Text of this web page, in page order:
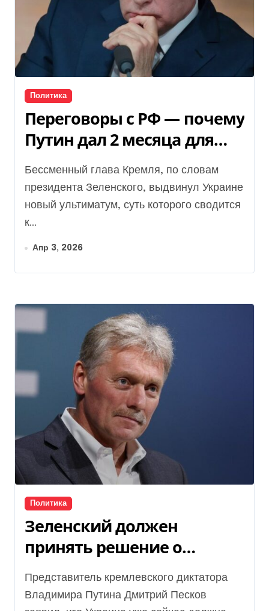
Политика
Переговоры с РФ — почему
Путин дал 2 месяца для
уступок со стороны Киева
Бессменный глава Кремля, по словам
президента Зеленского, выдвинул Украине
новый ультиматум, суть которого сводится
к...
Апр 3, 2026
Политика
Зеленский должен
принять решение о
выходе ВСУ с Донбасса уже
сегодня, — Песков
Представитель кремлевского диктатора
Владимира Путина Дмитрий Песков